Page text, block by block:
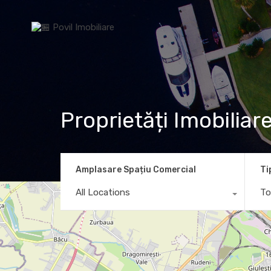
Proprietăți
Amplasare Spațiu Comercial
All Locations